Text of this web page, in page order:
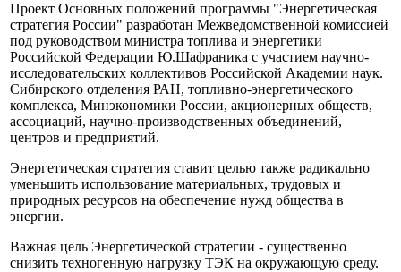
Проект Основных положений программы "Энергетическая
стратегия России" разработан Межведомственной комиссией
под руководством министра топлива и энергетики
Российской Федерации Ю.Шафраника с участием научно-
исследовательских коллективов Российской Академии наук.
Сибирского отделения РАН, топливно-энергетического
комплекса, Минэкономики России, акционерных обществ,
ассоциаций, научно-производственных объединений,
центров и предприятий.
Энергетическая стратегия ставит целью также радикально
уменьшить использование материальных, трудовых и
природных ресурсов на обеспечение нужд общества в
энергии.
Важная цель Энергетической стратегии - существенно
снизить техногенную нагрузку ТЭК на окружающую среду.